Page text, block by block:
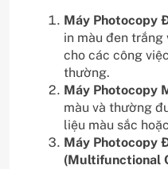
Máy Photocopy
in màu đen
cho các công
thường.
Máy Photocopy
màu và thường
liệu màu sắc
Máy Photocopy
(Multifunctional